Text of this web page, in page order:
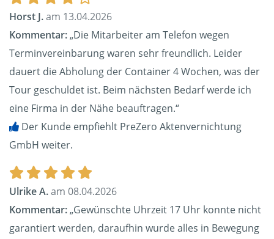
Horst J.am 13.04.2026
Kommentar:„Die Mitarbeiter am Telefon wegen
Terminvereinbarung waren sehr freundlich. Leider
dauert die Abholung der Container 4 Wochen, was der
Tour geschuldet ist. Beim nächsten Bedarf werde ich
eine Firma in der Nähe beauftragen.“
Der Kunde empfiehlt PreZero Aktenvernichtung
GmbH weiter.
Ulrike A.am 08.04.2026
Kommentar:„Gewünschte Uhrzeit 17 Uhr konnte nicht
garantiert werden, daraufhin wurde alles in Bewegung